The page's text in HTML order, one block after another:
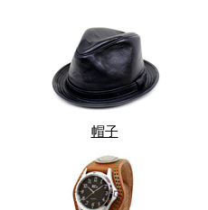
帽子